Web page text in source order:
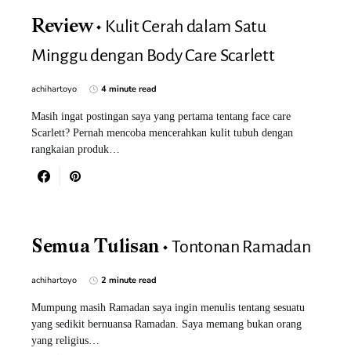
Review
Kulit Cerah dalam Satu
Minggu dengan Body Care Scarlett
achihartoyo 4 minute read
Masih ingat postingan saya yang pertama tentang face care
Scarlett? Pernah mencoba mencerahkan kulit tubuh dengan
rangkaian produk…
Semua Tulisan Tontonan Ramadan
achihartoyo 2 minute read
Mumpung masih Ramadan saya ingin menulis tentang sesuatu
yang sedikit bernuansa Ramadan. Saya memang bukan orang
yang religius…